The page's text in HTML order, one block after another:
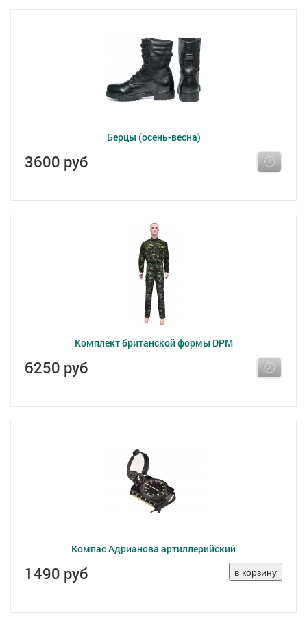
Берцы (осень-весна)
3600 руб
Комплект британской формы DPM
6250 руб
Компас Адрианова артиллерийский
1490 руб